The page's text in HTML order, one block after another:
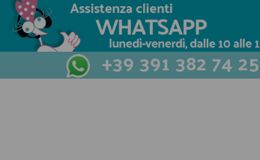
+39 391 382 74 25